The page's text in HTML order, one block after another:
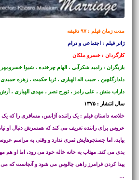
مدت زمان فیلم : ۹۷ دقیقه
ژانر فیلم : اجتماعی و درام
کارگردان : خسرو ملکان
بازیگران : رامبد شکرآبی ، الهام چرخنده ، شیوا
دلدارگلچین ، حبیب اله الهیاری ، ثریا حکمت ، زهره
داراب منش ، علی رامز ، تورج نصر ، مهدی الهیاری ،
سال انتشار : ۱۳۷۵
خلاصه داستان فیلم : یک راننده آژانس، مسافری را
عروس برای راننده تعریف می کند که همسرش دنبال او
بیابد، اما جستجوهایش ثمری ندارد و وقتی به مراسم
بدی می کند. مهتاب به خانه خاله خود می رود، اما او هم
پیدا کردن فرامرز راهی چالوس می شود و آنجاست که می
…